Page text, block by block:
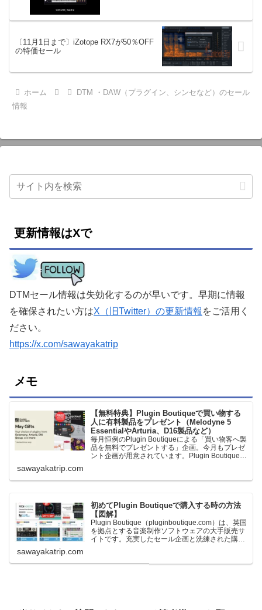
〔11月1日まで〕iZotope RX7が50％OFF
の特価セール
ホーム
DTM ・DAW（プラグイン、シンセなど）のセール
情報
更新情報はXで
DTMセール情報は失効化するのが早いです。早期に情報
を確保されたい方はX（旧Twitter）の更新情報 をご活用く
ださい。
https://x.com/sawayakatrip
メモ
【無料特典】Plugin Boutiqueで買い物する
人に有料製品をプレゼント（Melodyne 5
EssentialやArturia、D16製品など）
毎月恒例のPlugin Boutiqueによる「買い物客へ製
品を無料でプレゼントする」企画。今月もプレゼ
ント企画が用意されています。Plugin Boutiqueで
ます。＊無料配布終了予定日：日本時間：
sawayakatrip.com
初めてPlugin Boutiqueで購入する時の方法
【図解】
Plugin Boutique（pluginboutique.com）は、英国
を拠点とする音楽制作ソフトウェアの大手販売サ
イトです。充実したセール企画と洗練された購入
に知っておきたいこと価格表示に…
sawayakatrip.com